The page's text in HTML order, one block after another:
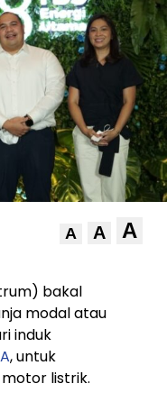
A A A
bakal
modal atau
induk
, untuk
listrik.